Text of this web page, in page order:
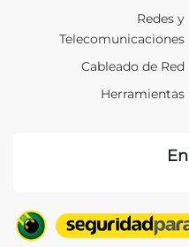
Redes y
Telecomunicaciones
Cableado de Red
Herramientas